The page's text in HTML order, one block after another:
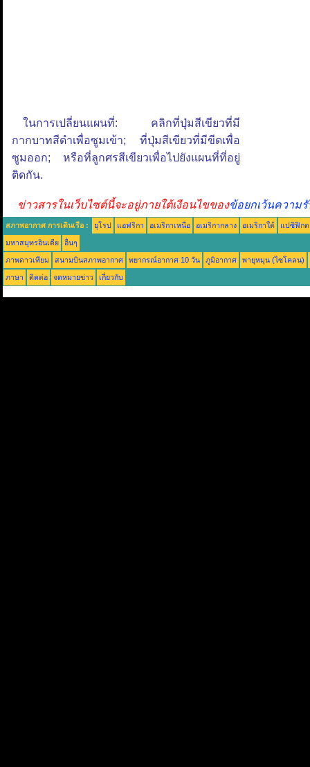
ในการเปลี่ยนแผนที่: คลิกที่ปุ่มสีเขียวที่มี
กากบาทสีดำเพื่อซูมเข้า; ที่ปุ่มสีเขียวที่มีขีดเพื่อ
ซูมออก; หรือที่ลูกศรสีเขียวเพื่อไปยังแผนที่ที่อยู่
ติดกัน.
ข่าวสารในเว็บไซต์นี้จะอยู่ภายใต้เงือนไขของข้อยกเว้นความ
สภาพอากาศ การเดินเรือ : ยุโรป แอฟริกา อเมริกาเหนือ อเมริกากลาง อเมริกาใต้ แปซิฟิกต
มหาสมุทรอินเดีย อื่นๆ
ภาพดาวเทียม สนามบินสภาพอากาศ พยากรณ์อากาศ 10 วัน ภูมิอากาศ พายุหมุน (ไซโคลน)
ภาษา ติดต่อ จดหมายข่าว เกี่ยวกับ